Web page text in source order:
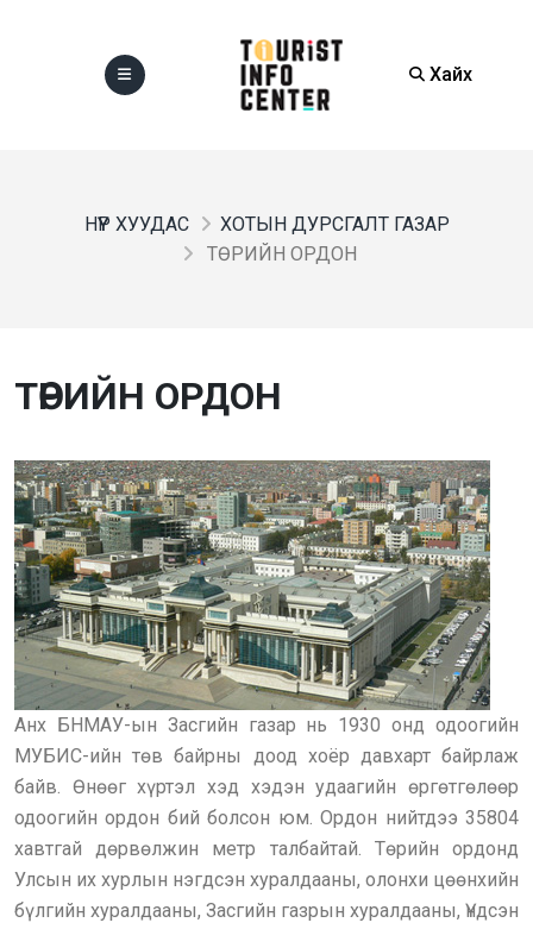
Хайх
НҮҮР ХУУДАС
ХОТЫН ДУРСГАЛТ ГАЗАР
ТӨРИЙН ОРДОН
ТӨРИЙН ОРДОН
Анх БНМАУ-ын Засгийн газар нь 1930 онд одоогийн
МУБИС-ийн төв байрны доод хоёр давхарт байрлаж
байв. Өнөөг хүртэл хэд хэдэн удаагийн өргөтгөлөөр
одоогийн ордон бий болсон юм. Ордон нийтдээ 35804
хавтгай дөрвөлжин метр талбайтай. Төрийн ордонд
Улсын их хурлын нэгдсэн хуралдааны, олонхи цөөнхийн
бүлгийн хуралдааны, Засгийн газрын хуралдааны, Үндсэн